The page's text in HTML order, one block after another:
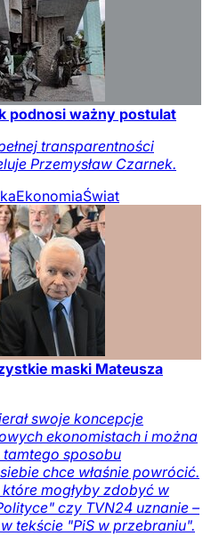
podnosi ważny postulat
transparentności
Przemysław Czarnek.
EkonomiaŚwiat
maski Mateusza
swoje koncepcje
ekonomistach i można
sposobu
chce właśnie powrócić.
mogłyby zdobyć w
czy TVN24 uznanie –
tekście "PiS w przebraniu".